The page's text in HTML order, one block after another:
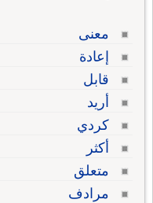
معنى
إعادة
قابل
أريد
كردي
أكثر
متعلق
مرادف